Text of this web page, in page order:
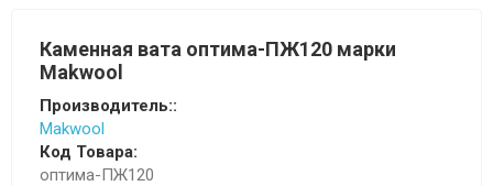
Каменная вата оптима-ПЖ120 марки
Makwool
Производитель::
Makwool
Код Товара:
оптима-ПЖ120